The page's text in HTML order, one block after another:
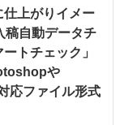
上がりイメー
稿自動データチ
トチェック」
や
応ファイル形式